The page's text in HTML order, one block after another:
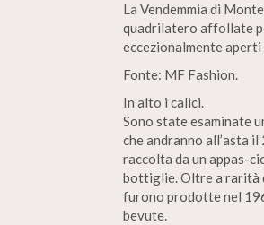
La Vendemmia di
quadrilatero affollate
eccezionalmente
Fonte: MF Fashion.
In alto i calici.
Sono state esaminate
che andranno all’asta
raccolta da un appas-
bottiglie. Oltre a rarità
furono prodotte nel
bevute.